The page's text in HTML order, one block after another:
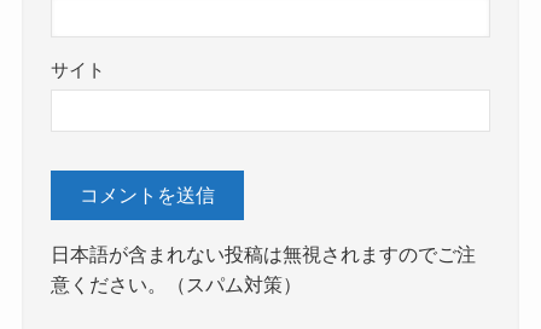
サイト
日本語が含まれない投稿は無視されますのでご注
意ください。（スパム対策）